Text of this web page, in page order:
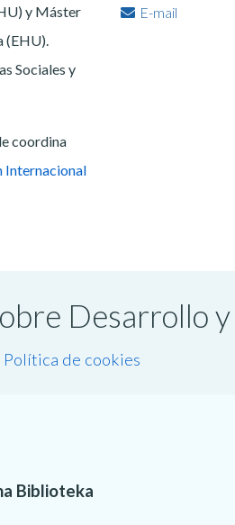
y Máster
(EHU).
Sociales y
coordina
Internacional
E-mail
Desarrollo
Política de cookies
Biblioteka